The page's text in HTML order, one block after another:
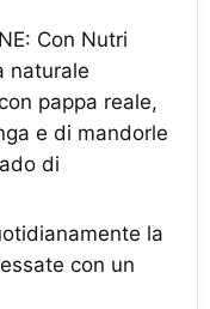
Con Nutri
naturale
pappa reale,
e di mandorle
di
la
con un